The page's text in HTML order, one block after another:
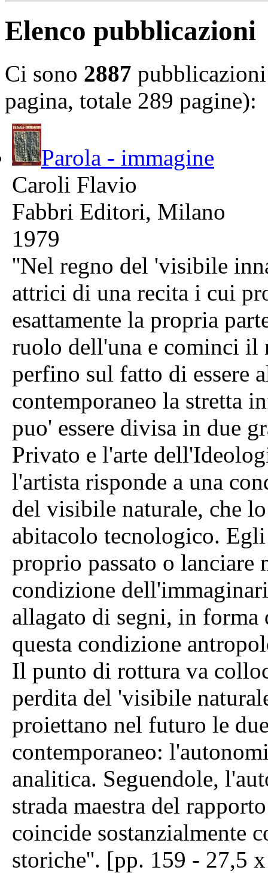
Elenco pubblicazioni
Ci sono 2887
pagina, totale 289 pagine):
Parola - immagine
Caroli Flavio
Fabbri Editori, Milano
1979
''Nel regno del 'visibile
attrici di una recita i cui
esattamente la propria
ruolo dell'una e cominci il
perfino sul fatto di essere
contemporaneo la stretta
puo' essere divisa in due
Privato e l'arte
l'artista risponde a una
del visibile naturale, che
abitacolo tecnologico.
proprio passato o lanciare
condizione
allagato di segni, in
questa condizione
Il punto di rottura va
perdita del 'visibile
proiettano nel futuro le
contemporaneo:
analitica. Seguendole,
strada maestra del
coincide sostanzialmente
storiche''. [pp. 159 - 27,5